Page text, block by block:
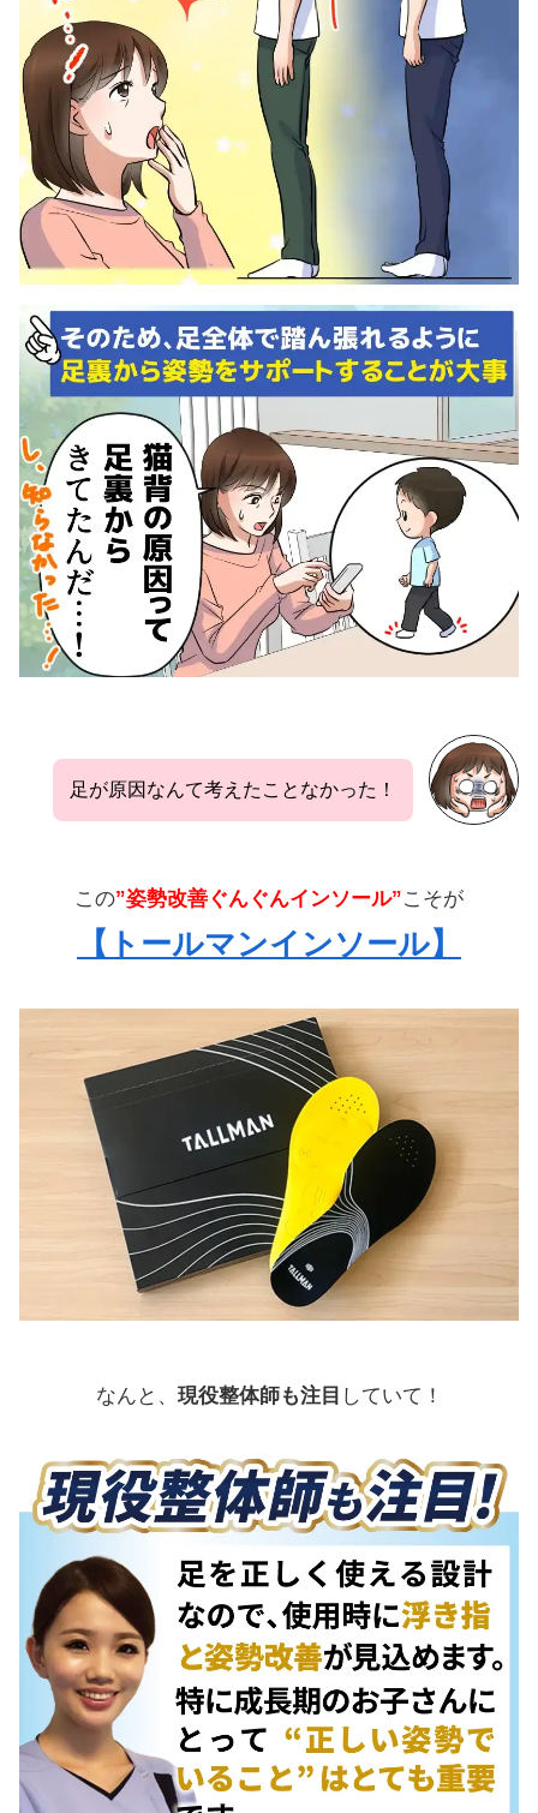
足が原因なんて考えたことなかった！
この”姿勢改善ぐんぐんインソール”こそが
【トールマンインソール】
なんと、 現役整体師も注目 していて！